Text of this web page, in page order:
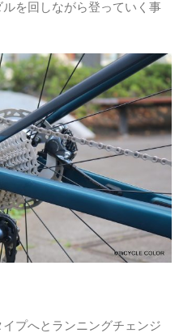
を回しながら登っていく事
プへとランニングチェンジ